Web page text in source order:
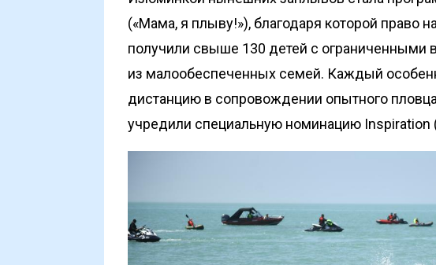
(«Мама, я плыву!»), благодаря которой право
получили свыше 130 детей с ограниченными
из малообеспеченных семей. Каждый
дистанцию в сопровождении опытного
учредили специальную номинацию Inspiration